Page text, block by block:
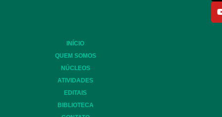
INÍCIO
QUEM SOMOS
NÚCLEOS
ATIVIDADES
EDITAIS
BIBLIOTECA